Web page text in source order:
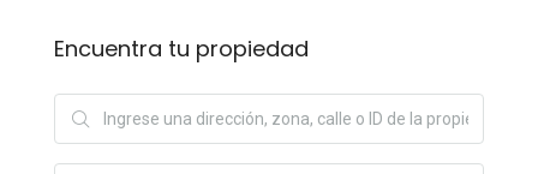
Encuentra tu propiedad